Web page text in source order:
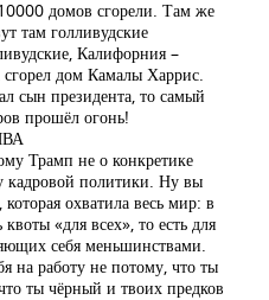
домов сгорели. Там же
там голливудские
Калифорния –
сгорел дом Камалы Харрис.
сын президента, то самый
прошёл огонь!
Трамп не о конкретике
кадровой политики. Ну вы
охватила весь мир: в
«для всех», то есть для
себя меньшинствами.
на работу не потому, что ты
ты чёрный и твоих предков